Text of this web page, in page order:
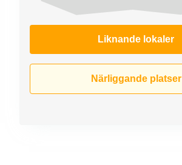
Liknande lokaler
Närliggande platser